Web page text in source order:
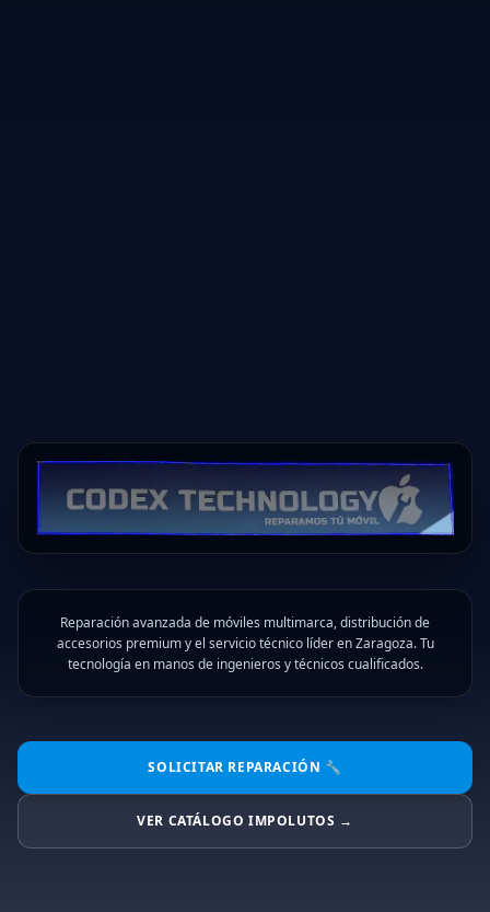
Reparación avanzada de móviles multimarca, distribución de
accesorios premium y el servicio técnico líder en Zaragoza. Tu
tecnología en manos de ingenieros y técnicos cualificados.
SOLICITAR REPARACIÓN 🔧
VER CATÁLOGO IMPOLUTOS →